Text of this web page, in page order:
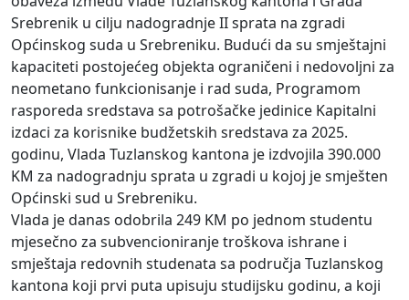
Srebrenik u cilju nadogradnje II sprata na zgradi
Općinskog suda u Srebreniku. Budući da su smještajni
kapaciteti postojećeg objekta ograničeni i nedovoljni za
neometano funkcionisanje i rad suda, Programom
rasporeda sredstava sa potrošačke jedinice Kapitalni
izdaci za korisnike budžetskih sredstava za 2025.
godinu, Vlada Tuzlanskog kantona je izdvojila 390.000
KM za nadogradnju sprata u zgradi u kojoj je smješten
Općinski sud u Srebreniku.
Vlada je danas odobrila 249 KM po jednom studentu
mjesečno za subvencioniranje troškova ishrane i
smještaja redovnih studenata sa područja Tuzlanskog
kantona koji prvi puta upisuju studijsku godinu, a koji